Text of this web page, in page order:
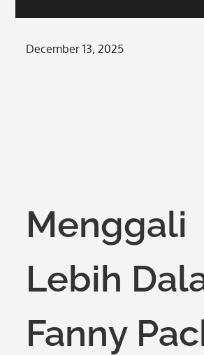
Posted
December 13, 2025
Menggali
Lebih
Fanny